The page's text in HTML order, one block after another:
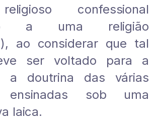
confessional
a uma religião
ao considerar que tal
ser voltado para a
a doutrina das várias
ensinadas sob uma
laica.